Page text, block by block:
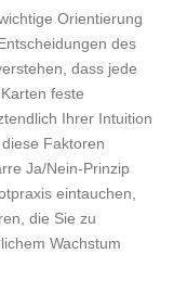
Orientierung
des
dass jede
feste
Ihrer Intuition
Faktoren
Ja/Nein-Prinzip
eintauchen,
die Sie zu
Wachstum